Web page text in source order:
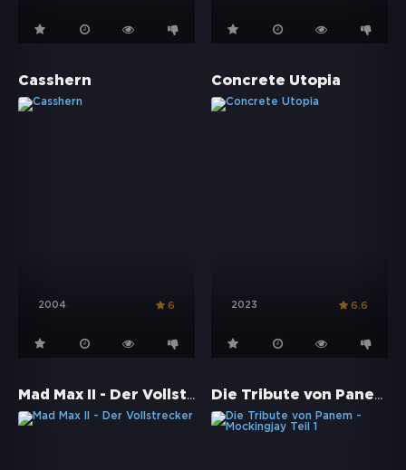
Casshern
2004 6
Concrete Utopia
2023 6.6
Mad Max II - Der Vollstrecker Die Tribute von Panem - Mockingjay Teil 1